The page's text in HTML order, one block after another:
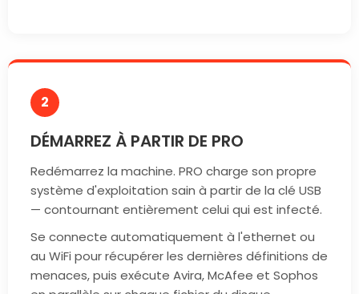
2
DÉMARREZ À PARTIR DE PRO
Redémarrez la machine. PRO charge son propre
système d'exploitation sain à partir de la clé USB
— contournant entièrement celui qui est infecté.
Se connecte automatiquement à l'ethernet ou
au WiFi pour récupérer les dernières définitions de
menaces, puis exécute Avira, McAfee et Sophos